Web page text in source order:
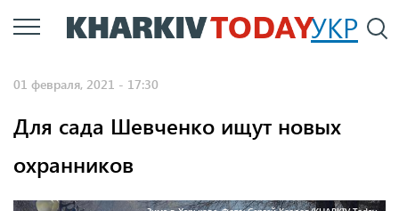
Перейти
к
УКР
01 февраля, 2021 - 17:30
Для сада Шевченко ищут новых
охранников